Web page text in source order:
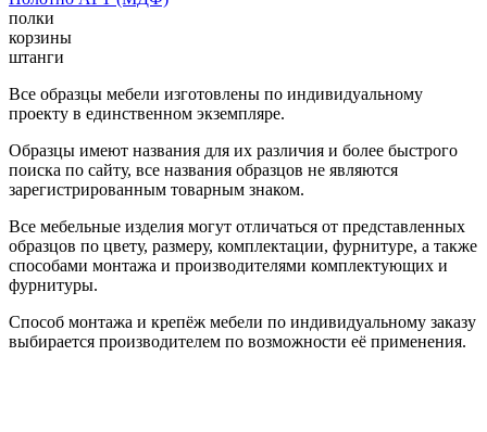
полки
корзины
штанги
Все образцы мебели изготовлены по индивидуальному
проекту в единственном экземпляре.
Образцы имеют названия для их различия и более быстрого
поиска по сайту, все названия образцов не являются
зарегистрированным товарным знаком.
Все мебельные изделия могут отличаться от представленных
образцов по цвету, размеру, комплектации, фурнитуре, а также
способами монтажа и производителями комплектующих и
фурнитуры.
Способ монтажа и крепёж мебели по индивидуальному заказу
выбирается производителем по возможности её применения.